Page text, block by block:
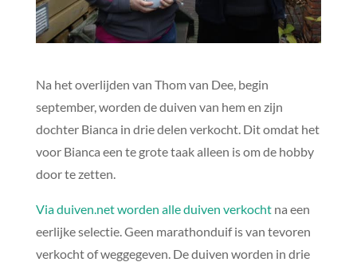
Na het overlijden van Thom van Dee, begin
september, worden de duiven van hem en zijn
dochter Bianca in drie delen verkocht. Dit omdat het
voor Bianca een te grote taak alleen is om de hobby
door te zetten.
Via duiven.net worden alle duiven verkochtna een
eerlijke selectie. Geen marathonduif is van tevoren
verkocht of weggegeven. De duiven worden in drie